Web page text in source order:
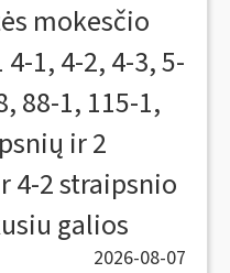
mokesčio
1, 4-2, 4-3, 5-
88-1, 115-1,
ir 2
4-2 straipsnio
galios
2026-08-07